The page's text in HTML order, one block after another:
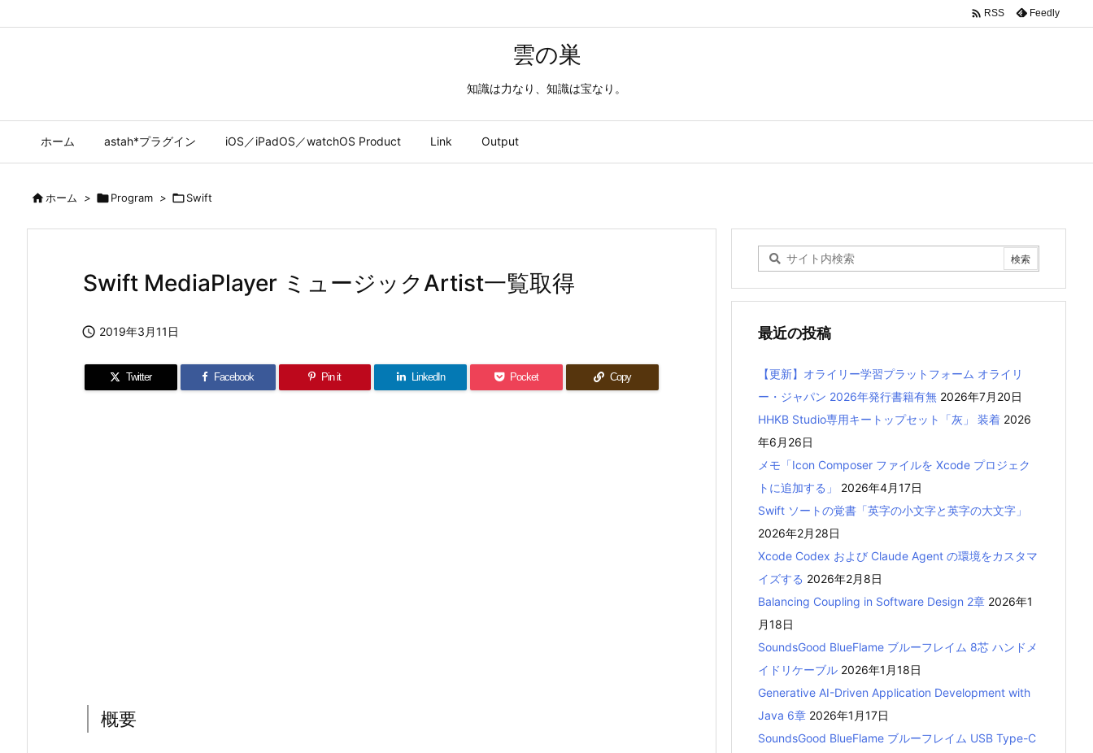
雲の巣
知識は力なり、知識は宝なり。
ホーム astah*プラグイン iOS／iPadOS／watchOS Product Link Output
 RSS Feedly
ホーム > Program > Swift
Swift MediaPlayer ミュージックArtist一覧取得
 2019年3月11日
Twitter Facebook Pin it LinkedIn Pocket Copy
概要
最近の投稿
【更新】オライリー学習プラットフォーム オライリ
ー・ジャパン 2026年発行書籍有無 2026年7月20日
HHKB Studio専用キートップセット「灰」 装着 2026
年6月26日
メモ「Icon Composer ファイルを Xcode プロジェク
トに追加する」
2026年4月17日
Swift ソートの覚書「英字の小文字と英字の大文字」
2026年2月28日
Xcode Codex および Claude Agent の環境をカスタマ
イズする 2026年2月8日
Balancing Coupling in Software Design 2章 2026年1
月18日
SoundsGood BlueFlame ブルーフレイム 8芯 ハンドメ
イドリケーブル 2026年1月18日
Generative AI-Driven Application Development with
Java 6章 2026年1月17日
SoundsGood BlueFlame ブルーフレイム USB Type-C